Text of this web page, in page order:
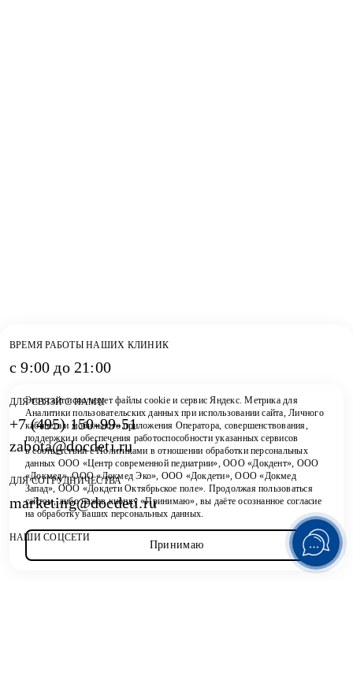
Контакты
+7 495 150-99-51
ВРЕМЯ РАБОТЫ НАШИХ КЛИНИК
с 9:00 до 21:00
ДЛЯ СВЯЗИ С НАМИ
+7 (495) 150-99-51
zabota@docdeti.ru
ДЛЯ СОТРУДНИЧЕСТВА
marketing@docdeti.ru
НАШИ СОЦСЕТИ
Этот сайт использует файлыcookieи сервис Яндекс. Метрикадля
Аналитики пользовательских данных при использовании сайта, Личного
кабинета и мобильного приложения Оператора, совершенствования,
поддержки и обеспечения работоспособности указанных сервисов
в соответствии сПолитиками в отношении обработки персональных
данных ООО «Центр современной педиатрии», ООО «Докдент», ООО
«Докмед», ООО «Докмед Эко», ООО «Докдети», ООО «Докмед
Запад», ООО «Докдети Октябрьское поле». Продолжая пользоваться
сайтом, либо нажав кнопку «Принимаю», вы даёте осознанное согласие
на обработку ваших персональных данных.
Принимаю